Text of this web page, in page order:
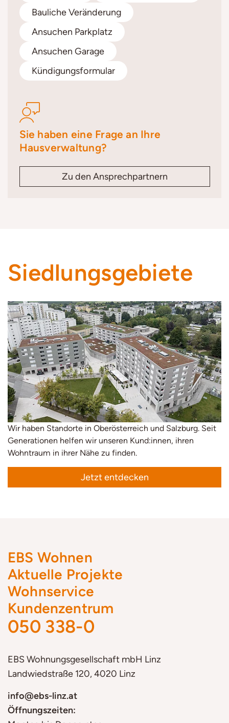
Bauliche Veränderung
Ansuchen Parkplatz
Ansuchen Garage
Kündigungsformular
Sie haben eine Frage an Ihre
Hausverwaltung?
Zu den Ansprechpartnern
Siedlungsgebiete
Wir haben Standorte in Oberösterreich und Salzburg. Seit
Generationen helfen wir unseren Kund:innen, ihren
Wohntraum in ihrer Nähe zu finden.
Jetzt entdecken
EBS Wohnen
Aktuelle Projekte
Wohnservice
Kundenzentrum
050 338-0
EBS Wohnungsgesellschaft mbH Linz
Landwiedstraße 120, 4020 Linz
info@ebs-linz.at
Öffnungszeiten: